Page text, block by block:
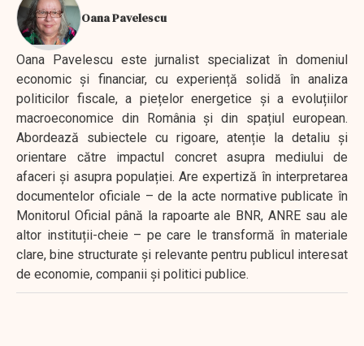
Oana Pavelescu
Oana Pavelescu este jurnalist specializat în domeniul
economic și financiar, cu experiență solidă în analiza
politicilor fiscale, a piețelor energetice și a evoluțiilor
macroeconomice din România și din spațiul european.
Abordează subiectele cu rigoare, atenție la detaliu și
orientare către impactul concret asupra mediului de
afaceri și asupra populației. Are expertiză în interpretarea
documentelor oficiale – de la acte normative publicate în
Monitorul Oficial până la rapoarte ale BNR, ANRE sau ale
altor instituții-cheie – pe care le transformă în materiale
clare, bine structurate și relevante pentru publicul interesat
de economie, companii și politici publice.